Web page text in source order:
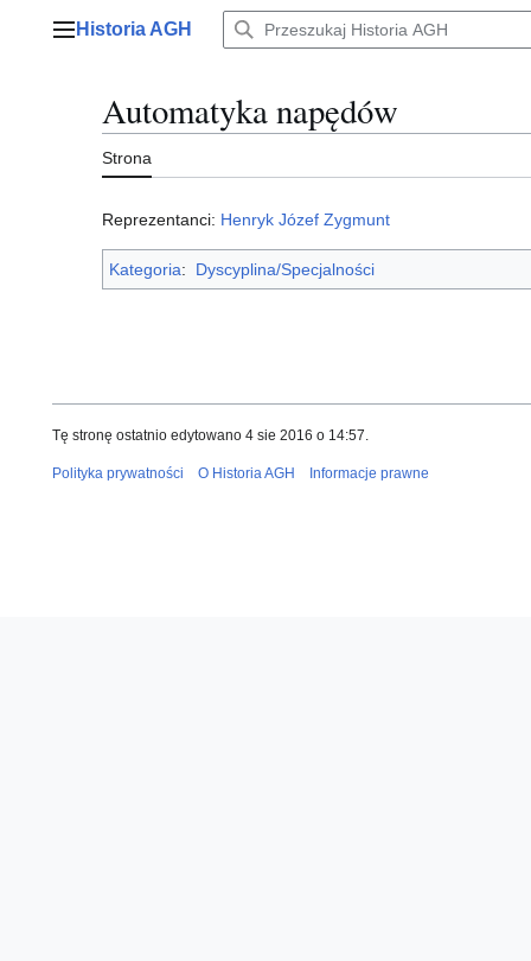
Menu główne
Historia AGH
Automatyka napędów
Strona
Reprezentanci: Henryk Józef Zygmunt
Kategoria: Dyscyplina/Specjalności
Tę stronę ostatnio edytowano 4 sie 2016 o 14:57.
Polityka prywatności O Historia AGH Informacje prawne